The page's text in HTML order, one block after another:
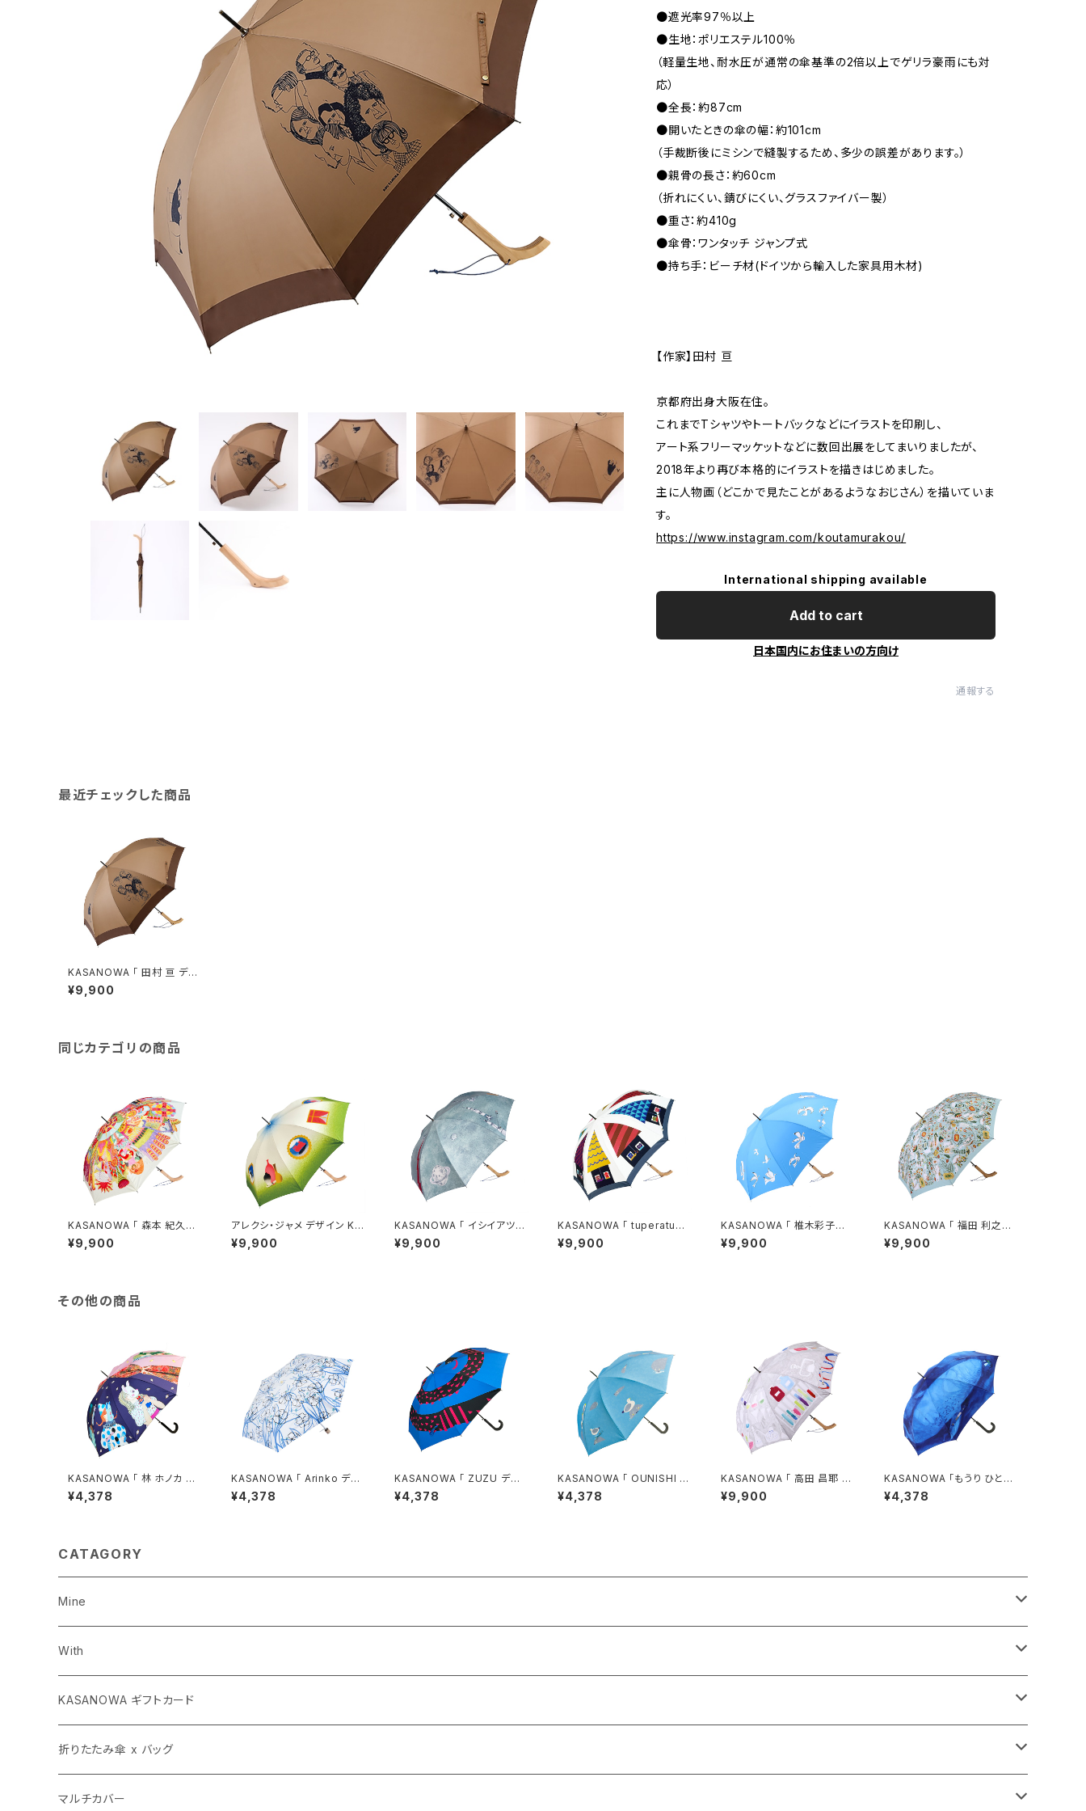
●遮光率97％以上
●生地：ポリエステル100％
（軽量生地、耐水圧が通常の傘基準の2倍以上でゲリラ豪雨にも対
応）
●全長：約87cm
●開いたときの傘の幅：約101cm
（手裁断後にミシンで縫製するため、多少の誤差があります。）
●親骨の長さ：約60cm
（折れにくい、錆びにくい、グラスファイバー製）
●重さ：約410g
●傘骨：ワンタッチ ジャンプ式
●持ち手：ビーチ材(ドイツから輸入した家具用木材)
【作家】田村 亘
京都府出身大阪在住。
これまでTシャツやトートバックなどにイラストを印刷し、
アート系フリーマッケットなどに数回出展をしてまいりましたが、
2018年より再び本格的にイラストを描きはじめました。
主に人物画（どこかで見たことがあるようなおじさん）を描いていま
す。
https://www.instagram.com/koutamurakou/
International shipping available
Add to cart
日本国内にお住まいの方向け
通報する
最近チェックした商品
KASANOWA 「 田村 亘 デザ
イン " brown " 」
¥9,900
同じカテゴリの商品
KASANOWA 「 森本 紀久子
デザイン " Wind " 」
¥9,900
アレクシ・ジャメ デザイン KA
SANOWA-Mine-傘「雨のメ
リーゴーラウンド」
¥9,900
KASANOWA 「 イシイアツ
コ デザイン " saturn v "
」
¥9,900
KASANOWA 「 tuperatupe
ra デザイン " CASA " 」
¥9,900
KASANOWA 「 椎木彩子
デザイン " dancing bird li
ne " 」
¥9,900
KASANOWA 「 福田 利之
デザイン " しろくまの森 " 」
¥9,900
その他の商品
KASANOWA 「 林 ホノカ デ
ザイン " 夢の舞台 " 」 ／ 傘
晴雨兼用
¥4,378
KASANOWA 「 Arinko デザ
イン " 涼 " 」折りたたみ傘
¥4,378
KASANOWA 「 ZUZU デザ
イン " spinning snake " 」
／ 傘 晴雨兼用
¥4,378
KASANOWA 「 OUNISHI デ
ザイン " 海の日常 " 」 ／ 傘
晴雨兼用
¥4,378
KASANOWA 「 高田 昌耶 デ
ザイン " apparatus " 」
¥9,900
KASANOWA 「もうり ひとみ
デザイン " 鯨と少年 " 」
¥4,378
CATAGORY
Mine
長傘
子ども傘
折りたたみ傘 x バッグ
マルチカバー（小）
With
長傘
折りたたみ傘
透明傘
KASANOWA ギフトカード
KASANOWA GIFT 100
KASANOWA GIFT 50
KASANOWA GIFT 50
折りたたみ傘 x バッグ
カサカバン
マルチカバー